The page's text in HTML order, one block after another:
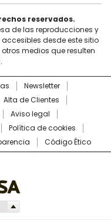
reservados.
de las reproducciones y
desde este sitio
medios que resulten
Newsletter
Alta de Clientes
Aviso legal
Política de cookies
Código Ético